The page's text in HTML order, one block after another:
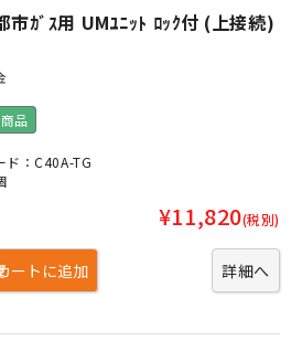
市ｶﾞｽ用 UMﾕﾆｯﾄ ﾛｯｸ付 (上接続)
品
ド：C40A-TG
¥11,820(税別)
詳細へ
ートに追加